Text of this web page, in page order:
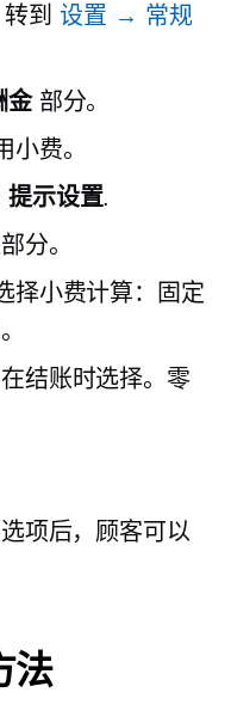
转到设置 → 常规
金部分。
小费。
提示设置.
分。
择小费计算：固定
结账时选择。零
项后，顾客可以
法